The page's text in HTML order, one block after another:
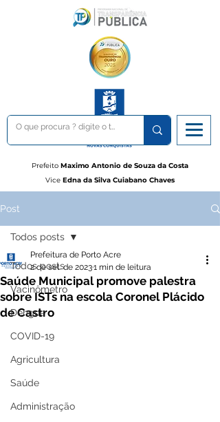
Prefeito Maximo Antonio de Souza da Costa
Vice Edna da Silva Cuiabano Chaves
Post
Todos posts
Vacinômetro
Dengue
COVID-19
Agricultura
Saúde
Administração
Todos posts
Saúde Municipal promove palestra
sobre ISTs na escola Coronel Plácido
de Castro
Prefeitura de Porto Acre
2 de set. de 20231 min de leitura